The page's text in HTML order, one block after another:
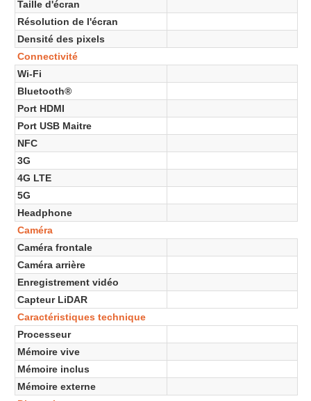
Taille d'écran
Résolution de l'écran
Densité des pixels
Connectivité
Wi-Fi
Bluetooth®
Port HDMI
Port USB Maitre
NFC
3G
4G LTE
5G
Headphone
Caméra
Caméra frontale
Caméra arrière
Enregistrement vidéo
Capteur LiDAR
Caractéristiques technique
Processeur
Mémoire vive
Mémoire inclus
Mémoire externe